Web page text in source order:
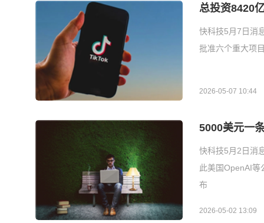
总投资8420
快科技5月7日消
批准六个重大项
2026-05-07 10:44
5000美元一
快科技5月2日消
此美国OpenAI等
布
2026-05-02 13:09